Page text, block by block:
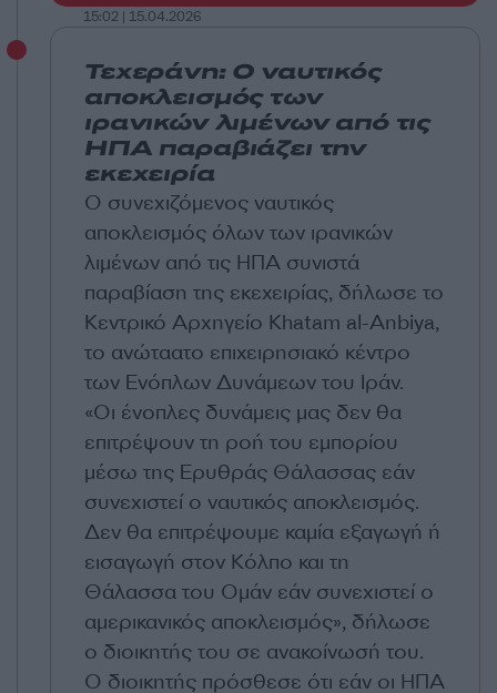
15:02 | 15.04.2026
Τεχεράνη: Ο ναυτικός
αποκλεισμός των
ιρανικών λιμένων από τις
ΗΠΑ παραβιάζει την
εκεχειρία
Ο συνεχιζόμενος ναυτικός
αποκλεισμός όλων των ιρανικών
λιμένων από τις ΗΠΑ συνιστά
παραβίαση της εκεχειρίας, δήλωσε το
Κεντρικό Αρχηγείο Khatam al-Anbiya,
το ανώταατο επιχειρησιακό κέντρο
των Ενόπλων Δυνάμεων του Ιράν.
«Οι ένοπλες δυνάμεις μας δεν θα
επιτρέψουν τη ροή του εμπορίου
μέσω της Ερυθράς Θάλασσας εάν
συνεχιστεί ο ναυτικός αποκλεισμός.
Δεν θα επιτρέψουμε καμία εξαγωγή ή
εισαγωγή στον Κόλπο και τη
Θάλασσα του Ομάν εάν συνεχιστεί ο
αμερικανικός αποκλεισμός», δήλωσε
ο διοικητής του σε ανακοίνωσή του.
Ο διοικητής πρόσθεσε ότι εάν οι ΗΠΑ